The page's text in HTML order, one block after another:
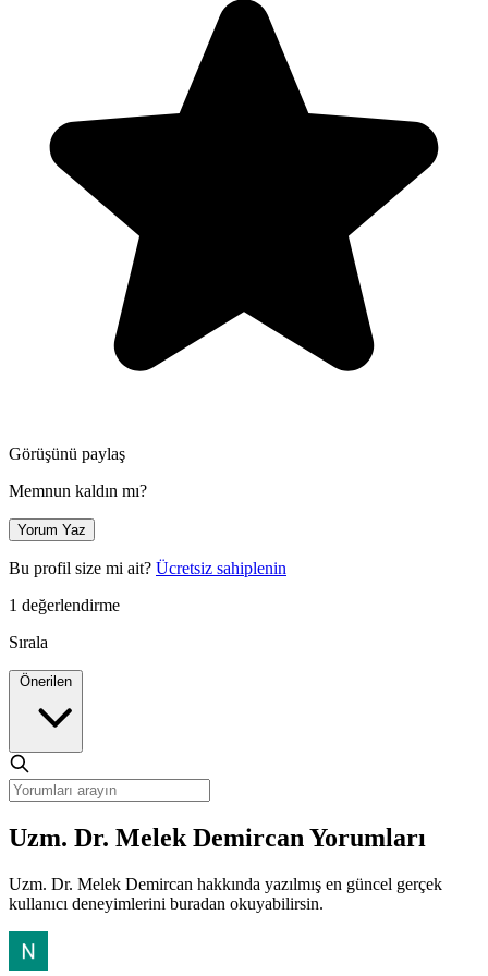
Görüşünü paylaş
Memnun kaldın mı?
Yorum Yaz
Bu profil size mi ait? Ücretsiz sahiplenin
1 değerlendirme
Sırala
Uzm. Dr. Melek Demircan Yorumları
Uzm. Dr. Melek Demircan hakkında yazılmış en güncel gerçek
kullanıcı deneyimlerini buradan okuyabilirsin.